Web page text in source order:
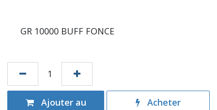
GR 10000 BUFF FONCE
Ajouter au
Acheter